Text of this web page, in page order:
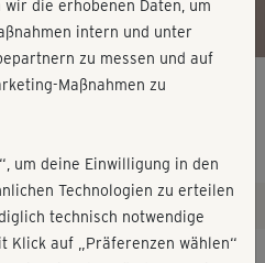
die erhobenen Daten, um
intern und unter
zu messen und auf
Maßnahmen zu
um deine Einwilligung in den
Technologien zu erteilen
technisch notwendige
Klick auf „Präferenzen wählen“